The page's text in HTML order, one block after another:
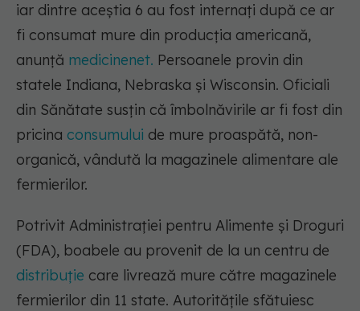
iar dintre aceștia 6 au fost internați după ce ar
fi consumat mure din producția americană,
anunță medicinenet. Persoanele provin din
statele Indiana, Nebraska și Wisconsin. Oficiali
din Sănătate susțin că îmbolnăvirile ar fi fost din
pricina consumului de mure proaspătă, non-
organică, vândută la magazinele alimentare ale
fermierilor.
Potrivit Administrației pentru Alimente și Droguri
(FDA), boabele au provenit de la un centru de
distribuție care livrează mure către magazinele
fermierilor din 11 state. Autoritățile sfătuiesc